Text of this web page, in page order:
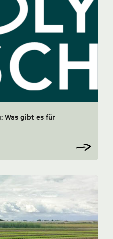
Was gibt es für